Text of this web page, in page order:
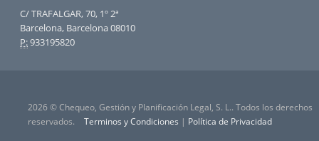
C/ TRAFALGAR, 70, 1º 2ª
Barcelona, Barcelona 08010
P:933195820
2026 © Chequeo, Gestión y Planificación Legal, S. L.. Todos los derechos
reservados.
Terminos y Condiciones | Política de Privacidad